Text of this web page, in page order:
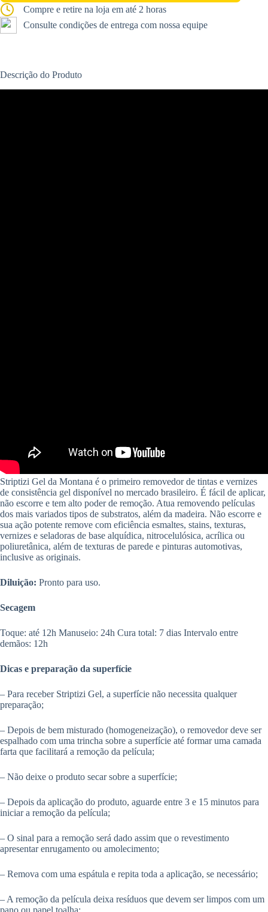
Compre e retire na loja em até 2 horas
Consulte condições de entrega com nossa equipe
Descrição do Produto
Striptizi Gel da Montana é o primeiro removedor de tintas e vernizes
de consistência gel disponível no mercado brasileiro. É fácil de aplicar,
não escorre e tem alto poder de remoção. Atua removendo películas
dos mais variados tipos de substratos, além da madeira. Não escorre e
sua ação potente remove com eficiência esmaltes, stains, texturas,
vernizes e seladoras de base alquídica, nitrocelulósica, acrílica ou
poliuretânica, além de texturas de parede e pinturas automotivas,
inclusive as originais.
Diluição: Pronto para uso.
Secagem
Toque: até 12h Manuseio: 24h Cura total: 7 dias Intervalo entre
demãos: 12h
Dicas e preparação da superfície
– Para receber Striptizi Gel, a superfície não necessita qualquer
preparação;
– Depois de bem misturado (homogeneização), o removedor deve ser
espalhado com uma trincha sobre a superfície até formar uma camada
farta que facilitará a remoção da película;
– Não deixe o produto secar sobre a superfície;
– Depois da aplicação do produto, aguarde entre 3 e 15 minutos para
iniciar a remoção da película;
– O sinal para a remoção será dado assim que o revestimento
apresentar enrugamento ou amolecimento;
– Remova com uma espátula e repita toda a aplicação, se necessário;
– A remoção da película deixa resíduos que devem ser limpos com um
pano ou papel toalha;